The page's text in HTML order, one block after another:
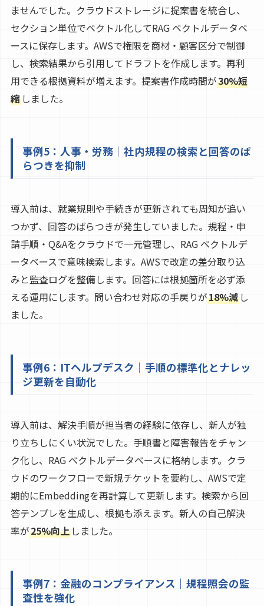
ませんでした。クラウドストレージに提案書を統合し、
セクション単位でベクトル化してRAG ベクトルデータベ
ースに保存します。AWSで権限を商材・顧客区分で制御
し、検索結果から引用してドラフトを作成します。再利
用できる根拠資料が増えます。提案書作成時間が30%短
縮しました。
事例5：人事・労務｜社内規程の検索と回答のば
らつきを抑制
導入前は、就業規則や手続きが更新されても周知が追い
つかず、回答のばらつきが発生していました。規程・申
請手順・Q&Aをクラウドで一元管理し、RAG ベクトルデ
ータベースで意味検索します。AWSで改定の差分取り込
みと監査ログを整備します。回答には根拠箇所を必ず添
える運用にします。問い合わせ対応の手戻りが18%減し
ました。
事例6：ITヘルプデスク｜手順の標準化とナレッ
ジ更新を自動化
導入前は、解決手順が担当者の経験に依存し、新人が独
り立ちしにくい状況でした。手順書と障害報告をチャン
ク化し、RAG ベクトルデータベースに格納します。クラ
ウドのワークフローで新規チケットを要約し、AWSで定
期的にEmbeddingを再計算して更新します。検索から回
答テンプレを生成し、根拠も添えます。新人の自己解決
率が25%向上しました。
事例7：金融のコンプライアンス｜規程照会の監
査性を強化